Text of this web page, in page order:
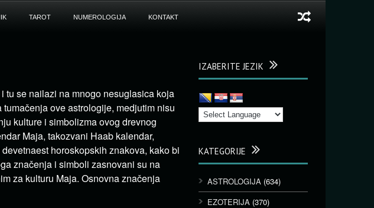
TAROT NUMEROLOGIJA KONTAKT
tu se nailazi na mnogo nesuglasica koja
ove astrologije, medjutim nisu
kulture i simbolizma ovog drevnog
Maja, takozvani Haab kalendar,
horoskopskih znakova, kako bi
značenja i simboli zasnovani su na
za kulturu Maja. Osnovna značenja
IZABERITE JEZIK
KATEGORIJE
ASTROLOGIJA (634)
EZOTERIJA (370)